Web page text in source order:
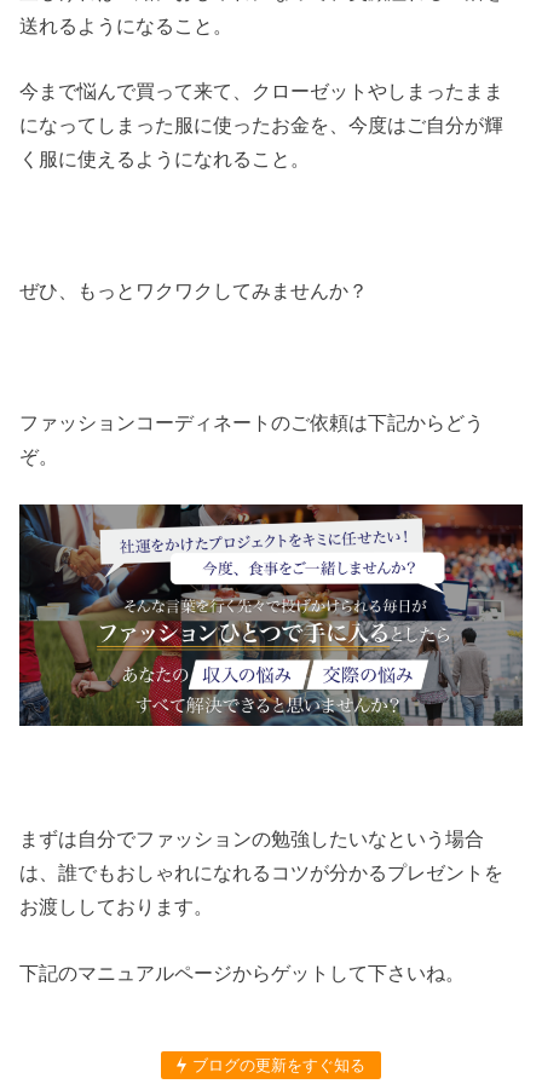
送れるようになること。
今まで悩んで買って来て、クローゼットやしまったまま
になってしまった服に使ったお金を、今度はご自分が輝
く服に使えるようになれること。
ぜひ、もっとワクワクしてみませんか？
ファッションコーディネートのご依頼は下記からどう
ぞ。
まずは自分でファッションの勉強したいなという場合
は、誰でもおしゃれになれるコツが分かるプレゼントを
お渡ししております。
下記のマニュアルページからゲットして下さいね。
ブログの更新をすぐ知る